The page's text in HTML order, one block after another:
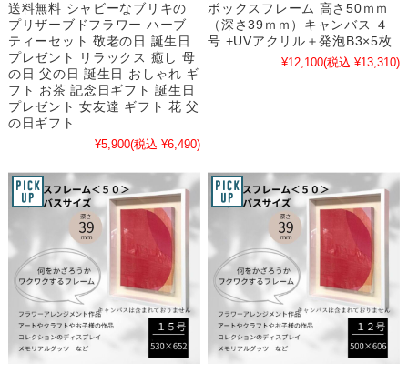
送料無料 シャビーなブリキの
プリザーブドフラワー ハーブ
ティーセット 敬老の日 誕生日
プレゼント リラックス 癒し 母
の日 父の日 誕生日 おしゃれ ギ
フト お茶 記念日ギフト 誕生日
プレゼント 女友達 ギフト 花 父
の日ギフト
¥5,900(税込 ¥6,490)
ボックスフレーム 高さ50ｍｍ
（深さ39ｍｍ）キャンバス ４
号 +UVアクリル＋発泡B3×5枚
¥12,100(税込 ¥13,310)